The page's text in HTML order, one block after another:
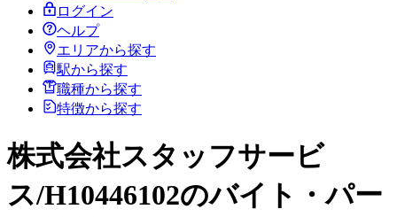
ログイン
ヘルプ
エリアから探す
駅から探す
職種から探す
特徴から探す
株式会社スタッフサービ
ス/H10446102のバイト・パー